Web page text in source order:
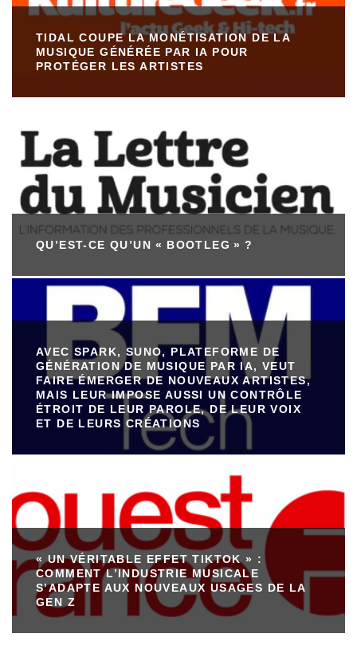
TIDAL COUPE LA MONÉTISATION DE LA
MUSIQUE GÉNÉRÉE PAR IA POUR
PROTÉGER LES ARTISTES
QU’EST-CE QU’UN « BOOTLEG » ?
AVEC SPARK, SUNO, PLATEFORME DE
GÉNÉRATION DE MUSIQUE PAR IA, VEUT
FAIRE ÉMERGER DE NOUVEAUX ARTISTES,
MAIS LEUR IMPOSE AUSSI UN CONTRÔLE
ÉTROIT DE LEUR PAROLE, DE LEUR VOIX
ET DE LEURS CRÉATIONS
« UN VÉRITABLE EFFET TIKTOK » :
COMMENT L’INDUSTRIE MUSICALE
S’ADAPTE AUX NOUVEAUX USAGES DE LA
GEN Z